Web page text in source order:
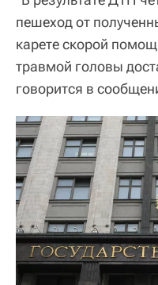
пешеход от
карете скорой
травмой головы
говорится в